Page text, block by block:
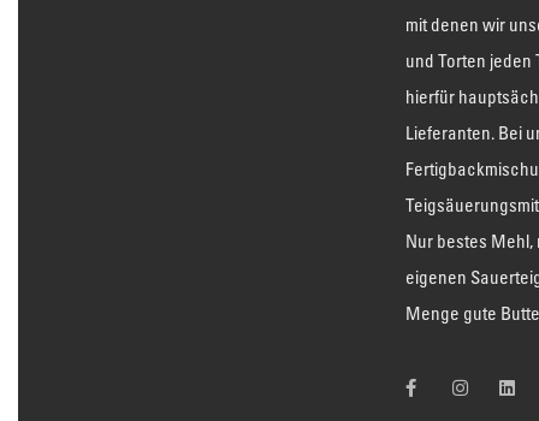
mit denen wir
und Torten jeden
hierfür
Lieferanten. Bei
Nur bestes
eigenen
Menge gute